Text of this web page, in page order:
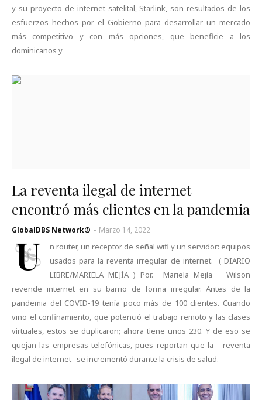
y su proyecto de internet satelital, Starlink, son resultados de los
esfuerzos hechos por el Gobierno para desarrollar un mercado
más competitivo y con más opciones, que beneficie a los
dominicanos y
La reventa ilegal de internet
encontró más clientes en la pandemia
GlobalDBS Network® - Marzo 14, 2022
U
n router, un receptor de señal wifi y un servidor: equipos
usados para la reventa irregular de internet. ( DIARIO
LIBRE/MARIELA MEJÍA ) Por. Mariela Mejía Wilson
revende internet en su barrio de forma irregular. Antes de la
pandemia del COVID-19 tenía poco más de 100 clientes. Cuando
vino el confinamiento, que potenció el trabajo remoto y las clases
virtuales, estos se duplicaron; ahora tiene unos 230. Y de eso se
quejan las empresas telefónicas, pues reportan que la reventa
ilegal de internet se incrementó durante la crisis de salud.